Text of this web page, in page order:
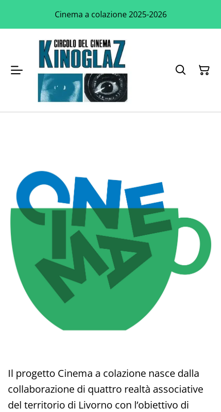
Cinema a colazione 2025-2026
Il progetto Cinema a colazione nasce dalla
collaborazione di quattro realtà associative
del territorio di Livorno con l’obiettivo di